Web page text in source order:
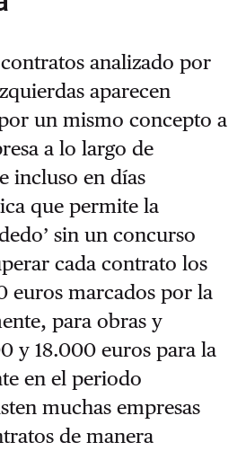
analizado por
aparecen
un mismo concepto a
a lo largo de
incluso en días
que permite la
sin un concurso
cada contrato los
euros marcados por la
para obras y
y 18.000 euros para la
en el periodo
muchas empresas
de manera